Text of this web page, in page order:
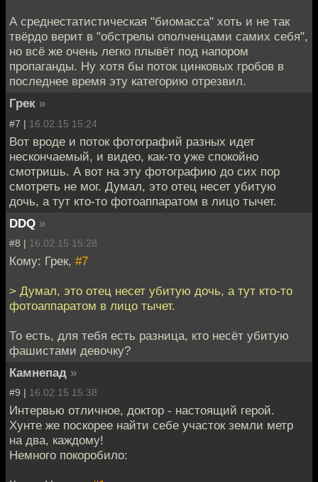
А среднестатистическая "биомасса" хоть и не так
твёрдо верит в "обстрелы ополченцами самих себя",
но всё же очень легко плывёт под напором
пропаганды. Ну хотя бы поток цинковых гробов в
последнее время эту категорию отрезвил.
Грек »
#7 | 16.02.15 15:24
Вот вроде и поток фотографий разных идет
нескончаемый, и видео, как-то уже спокойно
смотришь. А вот на эту фотографию до сих пор
смотреть не мог. Думал, это отец несет убитую
дочь, а тут кто-то фотоаппаратом в лицо тычет.
DDQ »
#8 | 16.02.15 15:28
Кому: Грек, #7
> Думал, это отец несет убитую дочь, а тут кто-то
фотоаппаратом в лицо тычет.
То есть, для тебя есть разница, кто несёт убитую
фашистами девочку?
Камнепад »
#9 | 16.02.15 15:38
Интервью отличное, доктор - настоящий герой.
Хунте же поскорее найти себе участок земли метр
на два, каждому!
Немного покоробило: